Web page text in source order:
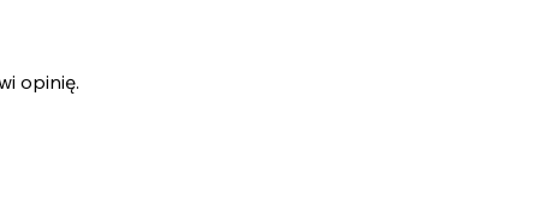
opinię.